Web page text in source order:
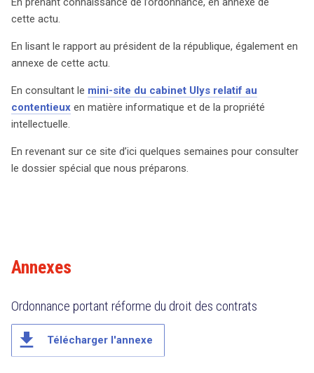
cette actu.
En lisant le rapport au président de la république, également en
annexe de cette actu.
En consultant le mini-site du cabinet Ulys relatif au
contentieux en matière informatique et de la propriété
intellectuelle.
En revenant sur ce site d’ici quelques semaines pour consulter
le dossier spécial que nous préparons.
Annexes
Ordonnance portant réforme du droit des contrats
file_download Télécharger l'annexe